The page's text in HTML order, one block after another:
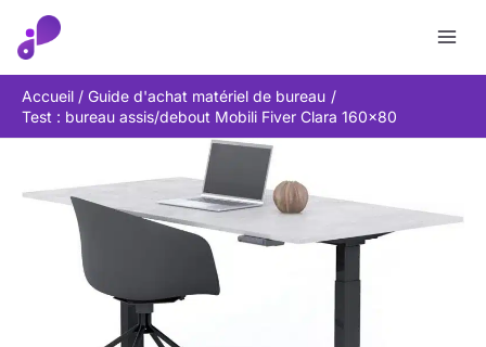
Accueil
Guide d'achat matériel de bureau
Test : bureau assis/debout Mobili Fiver Clara 160×80
Rechercher